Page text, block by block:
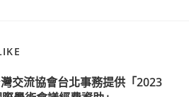
交流協會台北事務提供「2023